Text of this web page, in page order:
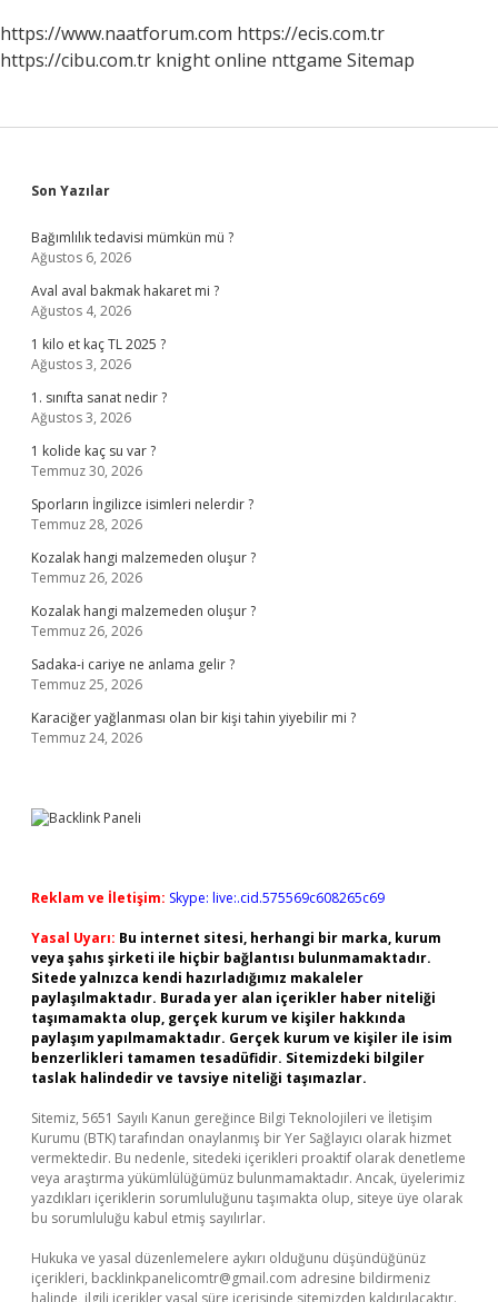
https://www.naatforum.com https://ecis.com.tr
https://cibu.com.tr knight online nttgame Sitemap
Sidebar
Son Yazılar
Bağımlılık tedavisi mümkün mü ?
Ağustos 6, 2026
Aval aval bakmak hakaret mi ?
Ağustos 4, 2026
1 kilo et kaç TL 2025 ?
Ağustos 3, 2026
1. sınıfta sanat nedir ?
Ağustos 3, 2026
1 kolide kaç su var ?
Temmuz 30, 2026
Sporların İngilizce isimleri nelerdir ?
Temmuz 28, 2026
Kozalak hangi malzemeden oluşur ?
Temmuz 26, 2026
Kozalak hangi malzemeden oluşur ?
Temmuz 26, 2026
Sadaka-i cariye ne anlama gelir ?
Temmuz 25, 2026
Karaciğer yağlanması olan bir kişi tahin yiyebilir mi ?
Temmuz 24, 2026
Reklam ve İletişim: Skype: live:.cid.575569c608265c69
Yasal Uyarı: Bu internet sitesi, herhangi bir marka, kurum
veya şahıs şirketi ile hiçbir bağlantısı bulunmamaktadır.
Sitede yalnızca kendi hazırladığımız makaleler
paylaşılmaktadır. Burada yer alan içerikler haber niteliği
taşımamakta olup, gerçek kurum ve kişiler hakkında
paylaşım yapılmamaktadır. Gerçek kurum ve kişiler ile isim
benzerlikleri tamamen tesadüfidir. Sitemizdeki bilgiler
taslak halindedir ve tavsiye niteliği taşımazlar.
Sitemiz, 5651 Sayılı Kanun gereğince Bilgi Teknolojileri ve İletişim
Kurumu (BTK) tarafından onaylanmış bir Yer Sağlayıcı olarak hizmet
vermektedir. Bu nedenle, sitedeki içerikleri proaktif olarak denetleme
veya araştırma yükümlülüğümüz bulunmamaktadır. Ancak, üyelerimiz
yazdıkları içeriklerin sorumluluğunu taşımakta olup, siteye üye olarak
bu sorumluluğu kabul etmiş sayılırlar.
Hukuka ve yasal düzenlemelere aykırı olduğunu düşündüğünüz
içerikleri, backlinkpanelicomtr@gmail.com adresine bildirmeniz
halinde, ilgili içerikler yasal süre içerisinde sitemizden kaldırılacaktır.